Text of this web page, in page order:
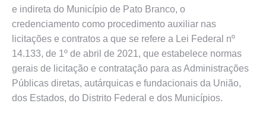
e indireta do Município de Pato Branco, o
credenciamento como procedimento auxiliar nas
licitações e contratos a que se refere a Lei Federal nº
14.133, de 1º de abril de 2021, que estabelece normas
gerais de licitação e contratação para as Administrações
Públicas diretas, autárquicas e fundacionais da União,
dos Estados, do Distrito Federal e dos Municípios.